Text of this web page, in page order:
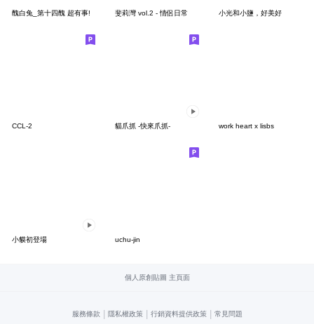
醜白兔_第十四醜 超有事! 斐莉灣 vol.2 - 情侶日常 小光和小鹽，好美好
CCL-2 貓爪抓 -快來爪抓- work heart x lisbs
小貘初登場 uchu-jin
個人原創貼圖 主頁面
服務條款 | 隱私權政策 | 行銷資料提供政策 | 常見問題